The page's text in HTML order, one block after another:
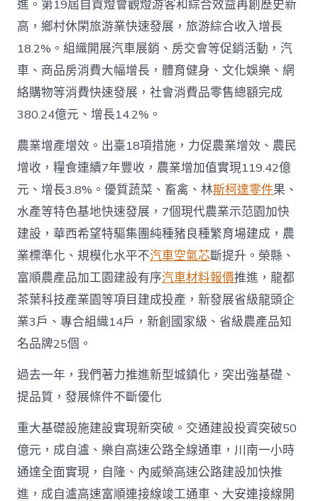
進。第19屆自貢燈會觀燈游客和綜合效益再創歷史新
高，鄉村休閑旅游業快速發展，旅游綜合收入增長
18.2%。組織開展汽車展銷、房交會等促銷活動，汽
車、商品房消費大幅增長，體育健身、文化娛樂、網
絡購物等消費快速發展，社會消費品零售總額完成
380.24億元、增長14.2%。
農業增產增效。出臺18項措施，力促農業增效、農民
增收，糧食連續7年豐收，農業增加值實現119.42億
元、增長3.8%。優質蔬菜、畜禽、林斯柯達零件果、
水產等特色基地快速發展，7個現代農業示范園加快
建設，華西希望特驅集團純種豬良種繁育場建成，農
業標準化、規模化水平不汽車空氣芯斷提升。榮縣、
富順農產品加工園建設有序汽車材料報價推進，龍都
茶葉科技產業園等項目建成投產，新發展省級龍頭企
業3戶、專合組織14戶，新創國家級、省級農產品知
名品牌25個。
過去一年，我們著力推進新型城鎮化，突出強基礎、
提品質，發展條件不斷優化
重大基礎設施建設實現新突破。交通建設投資突破50
億元，成自瀘、樂自高速公路全線通車，川南一小時
通達全面實現，自隆、內威榮高速公路建設加快推
進，成自瀘高速富順連接線竣工通車、大安連接線開